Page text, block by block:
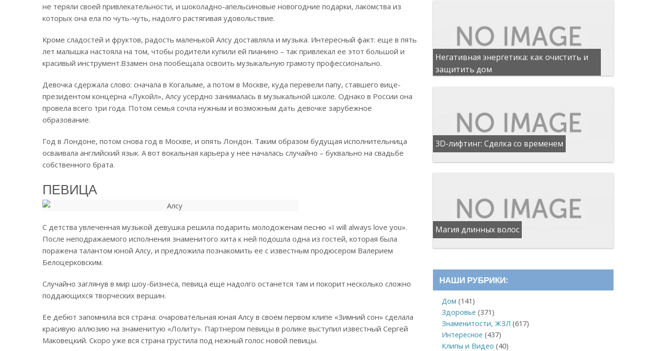
не теряли своей привлекательности, и шоколадно-апельсиновые новогодние подарки, лакомства из
которых она ела по чуть-чуть, надолго растягивая удовольствие.
Кроме сладостей и фруктов, радость маленькой Алсу доставляла и музыка. Интересный факт: еще в пять
лет малышка настояла на том, чтобы родители купили ей пианино – так привлекал ее этот большой и
красивый инструмент.Взамен она пообещала освоить музыкальную грамоту профессионально.
Девочка сдержала слово: сначала в Когалыме, а потом в Москве, куда перевели папу, ставшего вице-
президентом концерна «Лукойл», Алсу усердно занималась в музыкальной школе. Однако в России она
провела всего три года. Потом семья сочла нужным и возможным дать девочке зарубежное
образование.
Год в Лондоне, потом снова год в Москве, и опять Лондон. Таким образом будущая исполнительница
осваивала английский язык. А вот вокальная карьера у нее началась случайно – буквально на свадьбе
собственного брата.
ПЕВИЦА
С детства увлеченная музыкой девушка решила подарить молодоженам песню «I will always love you».
После неподражаемого исполнения знаменитого хита к ней подошла одна из гостей, которая была
поражена талантом юной Алсу, и предложила познакомить ее с известным продюсером Валерием
Белоцерковским.
Случайно заглянув в мир шоу-бизнеса, певица еще надолго останется там и покорит несколько сложно
поддающихся творческих вершин.
Ее дебют запомнила вся страна: очаровательная юная Алсу в своем первом клипе «Зимний сон» сделала
красивую аллюзию на знаменитую «Лолиту». Партнером певицы в ролике выступил известный Сергей
Маковецкий. Скоро уже вся страна грустила под нежный голос новой певицы.
Негативная энергетика: как очистить и
защитить дом
3D-лифтинг: Сделка со временем
Магия длинных волос
НАШИ РУБРИКИ:
Дом (141)
Здоровье (371)
Знаменитости, ЖЗЛ (617)
Интересное (437)
Клипы и Видео (40)